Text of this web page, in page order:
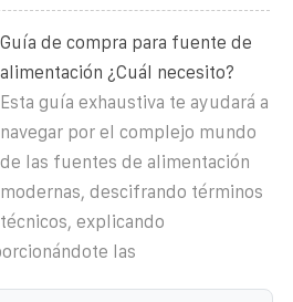
Guía de compra para fuente de
alimentación ¿Cuál necesito?
Esta guía exhaustiva te ayudará a
navegar por el complejo mundo
de las fuentes de alimentación
modernas, descifrando términos
técnicos, explicando
las